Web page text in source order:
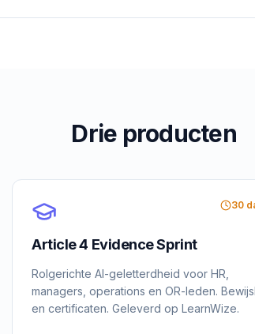
Drie producten
30
Article 4 Evidence Sprint
Rolgerichte AI-geletterdheid voor HR,
managers, operations en OR-leden.
en certificaten. Geleverd op LearnWize.